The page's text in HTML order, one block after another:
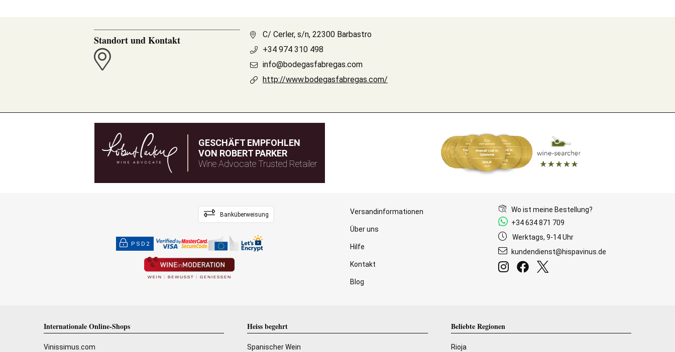
Standort und Kontakt
C/ Cerler, s/n, 22300 Barbastro
+34 974 310 498
info@bodegasfabregas.com
http://www.bodegasfabregas.com/
GESCHÄFT EMPFOHLEN
VON ROBERT PARKER
Wine Advocate Trusted Retailer
Banküberweisung
PSD2
Versandinformationen
Über uns
Hilfe
Kontakt
Blog
Wo ist meine Bestellung?
+34 634 871 709
Werktags, 9-14 Uhr
kundendienst@hispavinus.de
Internationale Online-Shops
Vinissimus.com
Heiss begehrt
Spanischer Wein
Beliebte Regionen
Rioja